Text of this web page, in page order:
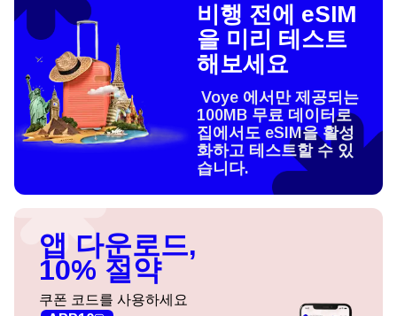
비행 전에 eSIM
을 미리 테스트
해보세요
Voye 에서만 제공되는
100MB 무료 데이터로
집에서도 eSIM을 활성
화하고 테스트할 수 있
습니다.
앱 다운로드,
10% 절약
쿠폰 코드를 사용하세요